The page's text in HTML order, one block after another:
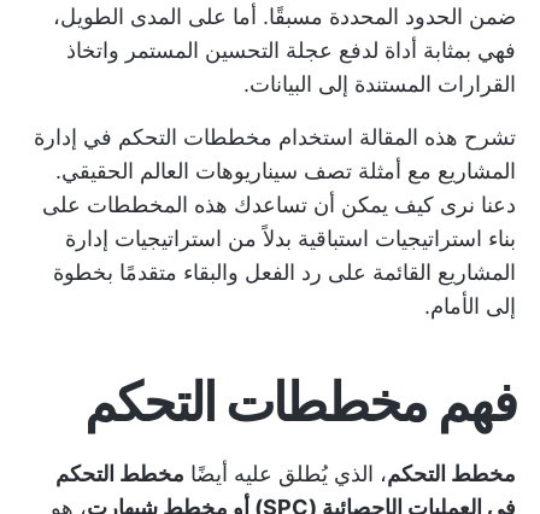
ضمن الحدود المحددة مسبقًا. أما على المدى الطويل،
فهي بمثابة أداة لدفع عجلة التحسين المستمر واتخاذ
القرارات المستندة إلى البيانات.
تشرح هذه المقالة استخدام مخططات التحكم في إدارة
المشاريع مع أمثلة تصف سيناريوهات العالم الحقيقي.
دعنا نرى كيف يمكن أن تساعدك هذه المخططات على
بناء استراتيجيات استباقية بدلاً من استراتيجيات إدارة
المشاريع القائمة على رد الفعل والبقاء متقدمًا بخطوة
إلى الأمام.
فهم مخططات التحكم
مخطط التحكم، الذي يُطلق عليه أيضًا مخطط التحكم
في العمليات الإحصائية (SPC) أو مخطط شيهارت
، هو